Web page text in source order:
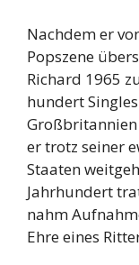
Nachdem er
Popszene
Richard 1965
hundert
er trotz seiner
Staaten
Jahrhundert
nahm
Ehre eines